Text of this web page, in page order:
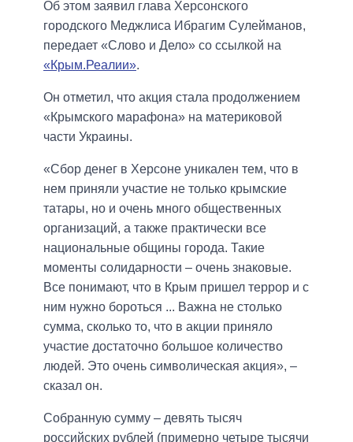
Об этом заявил глава Херсонского
городского Меджлиса Ибрагим Сулейманов,
передает «Слово и Дело» со ссылкой на
«Крым.Реалии».
Он отметил, что акция стала продолжением
«Крымского марафона» на материковой
части Украины.
«Сбор денег в Херсоне уникален тем, что в
нем приняли участие не только крымские
татары, но и очень много общественных
организаций, а также практически все
национальные общины города. Такие
моменты солидарности – очень знаковые.
Все понимают, что в Крым пришел террор и с
ним нужно бороться ... Важна не столько
сумма, сколько то, что в акции приняло
участие достаточно большое количество
людей. Это очень символическая акция», –
сказал он.
Собранную сумму – девять тысяч
российских рублей (примерно четыре тысячи